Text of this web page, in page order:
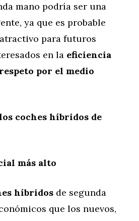
mano podría ser una
ya que es probable
para futuros
en la eficiencia
respeto por el medio
coches híbridos de
más alto
híbridos de segunda
que los nuevos,